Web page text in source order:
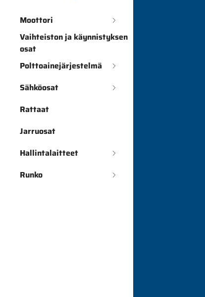
Moottori
Vaihteiston ja käynnistyksen
osat
Polttoainejärjestelmä
Sähköosat
Rattaat
Jarruosat
Hallintalaitteet
Runko